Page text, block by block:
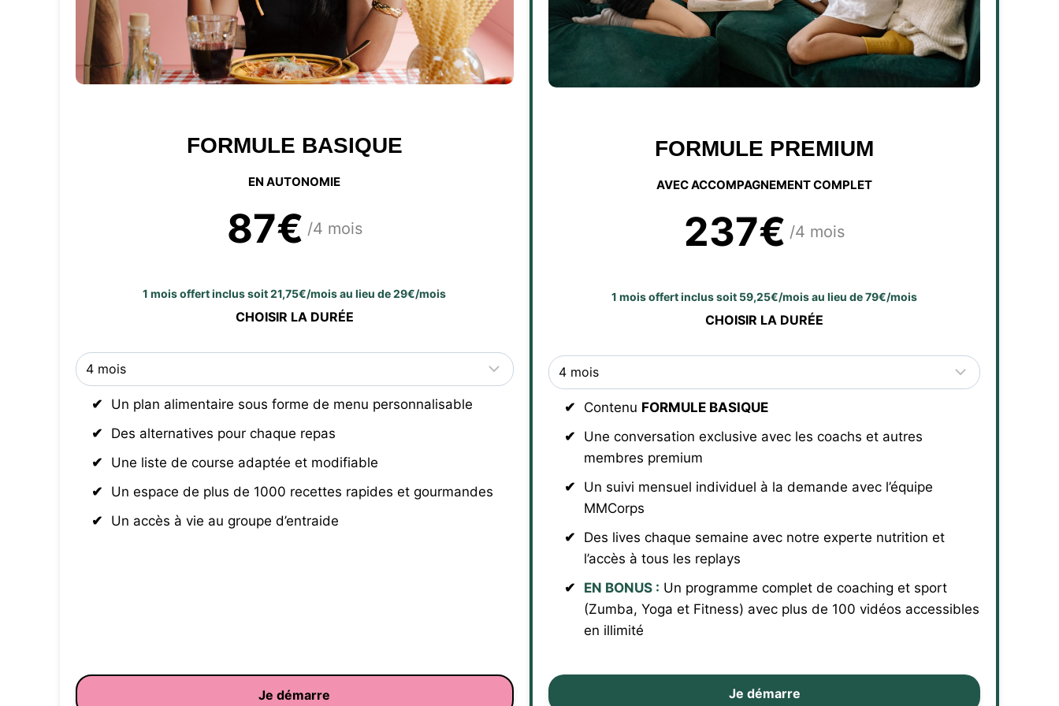
FORMULE BASIQUE
EN AUTONOMIE
87€ /4 mois
1 mois offert inclus soit 21,75€/mois au lieu de 29€/mois
CHOISIR LA DURÉE
Un plan alimentaire sous forme de menu personnalisable
Des alternatives pour chaque repas
Une liste de course adaptée et modifiable
Un espace de plus de 1000 recettes rapides et gourmandes
Un accès à vie au groupe d’entraide
Je démarre
FORMULE PREMIUM
AVEC ACCOMPAGNEMENT COMPLET
237€ /4 mois
1 mois offert inclus soit 59,25€/mois au lieu de 79€/mois
CHOISIR LA DURÉE
Contenu FORMULE BASIQUE
Une conversation exclusive avec les coachs et autres
membres premium
Un suivi mensuel individuel à la demande avec l’équipe
MMCorps
Des lives chaque semaine avec notre experte nutrition et
l’accès à tous les replays
EN BONUS : Un programme complet de coaching et sport
(Zumba, Yoga et Fitness) avec plus de 100 vidéos accessibles
en illimité
Je démarre